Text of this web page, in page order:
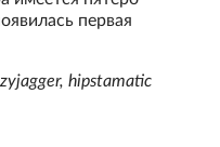
первая
hipstamatic